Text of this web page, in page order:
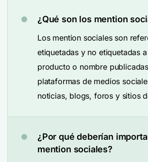
¿Qué son los mention
Los mention sociales son
etiquetadas y no etiquetadas
producto o nombre
plataformas de medios
noticias, blogs, foros y sitios
¿Por qué deberían
mention sociales?